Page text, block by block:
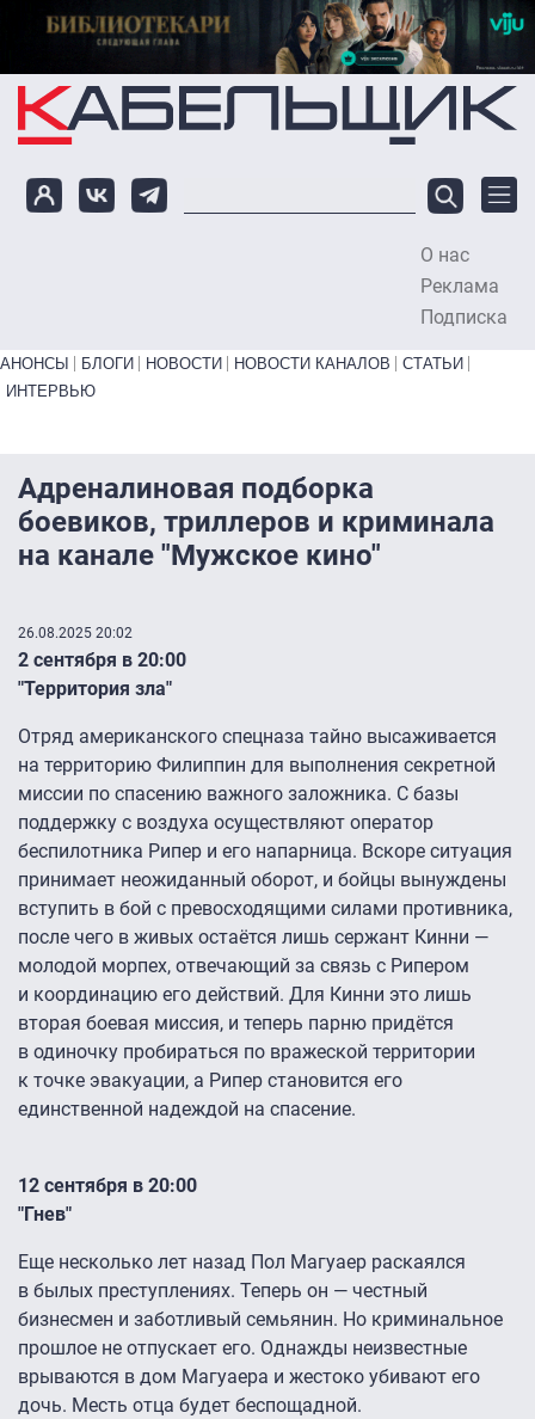
Перейти к основному содержанию
О нас
Реклама
Подписка
Primary links bottom
АНОНСЫ БЛОГИ НОВОСТИ НОВОСТИ КАНАЛОВ
СТАТЬИ
ИНТЕРВЬЮ
Адреналиновая подборка
боевиков, триллеров и криминала
на канале "Мужское кино"
26.08.2025 20:02
2 сентября в 20:00
"Территория зла"
Отряд американского спецназа тайно высаживается
на территорию Филиппин для выполнения секретной
миссии по спасению важного заложника. С базы
поддержку с воздуха осуществляют оператор
беспилотника Рипер и его напарница. Вскоре ситуация
принимает неожиданный оборот, и бойцы вынуждены
вступить в бой с превосходящими силами противника,
после чего в живых остаётся лишь сержант Кинни —
молодой морпех, отвечающий за связь с Рипером
и координацию его действий. Для Кинни это лишь
вторая боевая миссия, и теперь парню придётся
в одиночку пробираться по вражеской территории
к точке эвакуации, а Рипер становится его
единственной надеждой на спасение.
12 сентября в 20:00
"Гнев"
Еще несколько лет назад Пол Магуаер раскаялся
в былых преступлениях. Теперь он — честный
бизнесмен и заботливый семьянин. Но криминальное
прошлое не отпускает его. Однажды неизвестные
врываются в дом Магуаера и жестоко убивают его
дочь. Месть отца будет беспощадной.